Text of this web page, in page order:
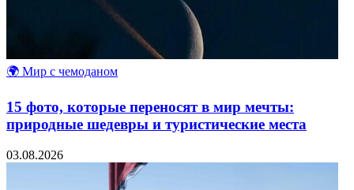
🌍 Мир с чемоданом
15 фото, которые переносят в мир мечты:
природные шедевры и туристические места
03.08.2026